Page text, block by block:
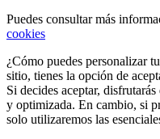
Puedes consultar más
cookies
¿Cómo puedes personalizar
sitio, tienes la opción de
Si decides aceptar,
y optimizada. En cambio, si
solo utilizaremos las